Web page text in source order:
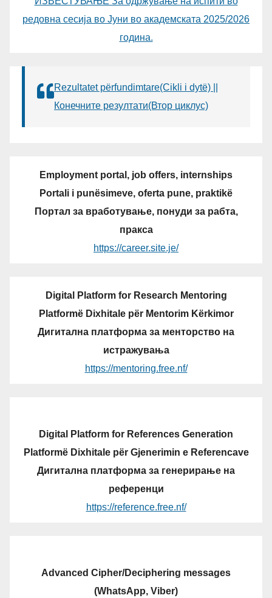
редовна сесија во Јуни во академската 2025/2026
година.
Rezultatet përfundimtare(Cikli i dytë) ||
Конечните резултати(Втор циклус)
Employment portal, job offers, internships
Portali i punësimeve, oferta pune, praktikë
Портал за вработување, понуди за рабта,
пракса
https://career.site.je/
Digital Platform for Research Mentoring
Platformë Dixhitale për Mentorim Kërkimor
Дигитална платформа за менторство на
истражувања
https://mentoring.free.nf/
Digital Platform for References Generation
Platformë Dixhitale për Gjenerimin e Referencave
Дигитална платформа за генерирање на
референци
https://reference.free.nf/
Advanced Cipher/Deciphering messages
(WhatsApp, Viber)